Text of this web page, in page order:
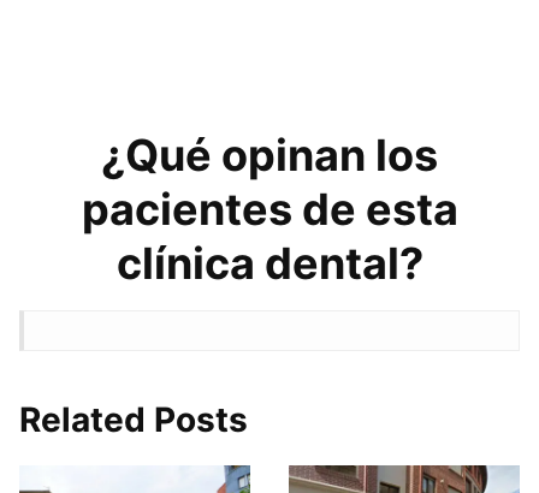
¿Qué opinan los
pacientes de esta
clínica dental?
Related Posts